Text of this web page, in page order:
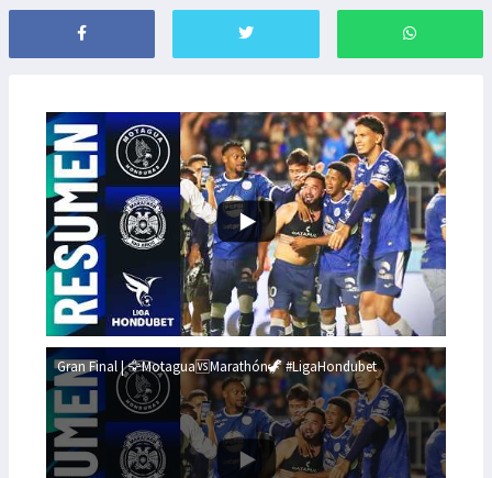
Gran Final | 🦅Motagua🆚Marathón🦖 #LigaHondubet